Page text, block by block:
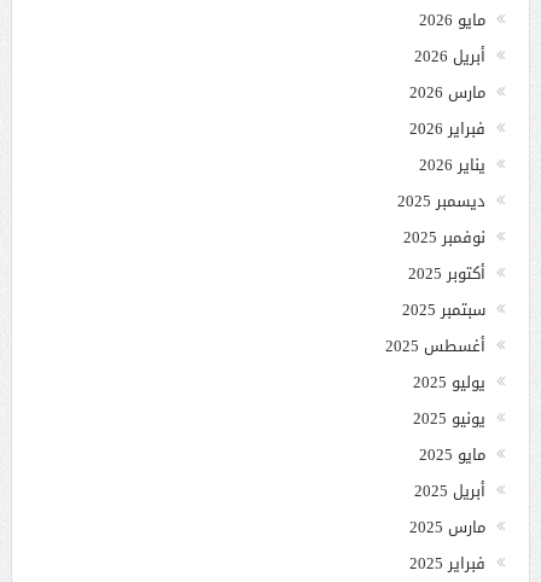
مايو 2026
أبريل 2026
مارس 2026
فبراير 2026
يناير 2026
ديسمبر 2025
نوفمبر 2025
أكتوبر 2025
سبتمبر 2025
أغسطس 2025
يوليو 2025
يونيو 2025
مايو 2025
أبريل 2025
مارس 2025
فبراير 2025